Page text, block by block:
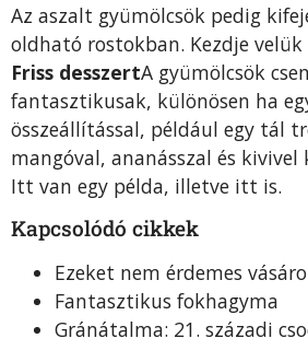
Az aszalt gyümölcsök pedig
oldható rostokban. Kezdje
Friss desszertA gyümölcsök
fantasztikusak, különösen ha
összeállítással, például egy tál
mangóval, ananásszal és
Itt van egy példa, illetve itt is.
Kapcsolódó cikkek
Ezeket nem érdemes
Fantasztikus fokhagyma
Gránátalma: 21. századi